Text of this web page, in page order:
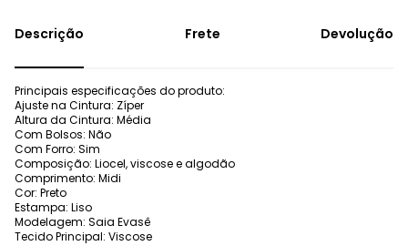
Frete Devolução
Principais especificações do produto:
Ajuste na Cintura: Zíper
Altura da Cintura: Média
Com Bolsos: Não
Com Forro: Sim
Composição: Liocel, viscose e algodão
Comprimento: Midi
Cor: Preto
Estampa: Liso
Modelagem: Saia Evasê
Tecido Principal: Viscose